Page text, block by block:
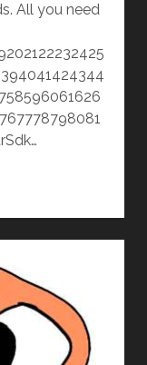
All you need
MAILER